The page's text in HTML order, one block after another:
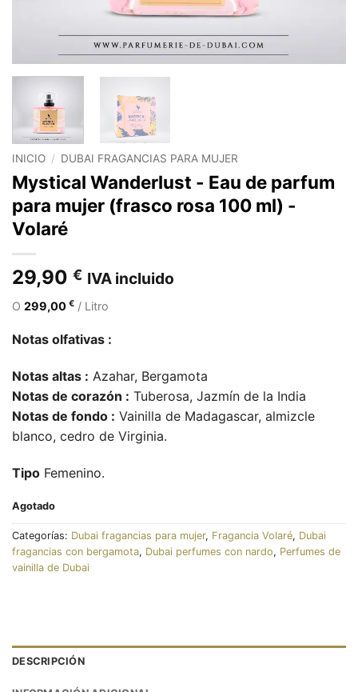
INICIO / DUBAI FRAGANCIAS PARA MUJER
Mystical Wanderlust - Eau de parfum
para mujer (frasco rosa 100 ml) -
Volaré
29,90 € IVA incluido
O 299,00 € / Litro
Notas olfativas :
Notas altas : Azahar, Bergamota
Notas de corazón : Tuberosa, Jazmín de la India
Notas de fondo : Vainilla de Madagascar, almizcle
blanco, cedro de Virginia.
Tipo Femenino.
Agotado
Categorías: Dubai fragancias para mujer, Fragancia Volaré, Dubai
fragancias con bergamota, Dubai perfumes con nardo, Perfumes de
vainilla de Dubai
DESCRIPCIÓN